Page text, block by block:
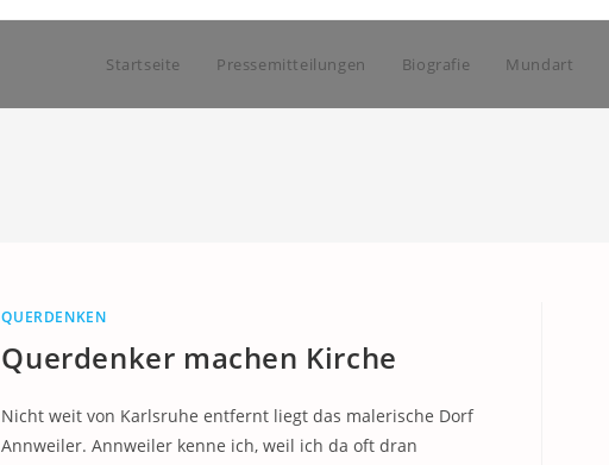
Startseite Pressemitteilungen Biografie Mundart
QUERDENKEN
Querdenker machen Kirche
Nicht weit von Karlsruhe entfernt liegt das malerische Dorf
Annweiler. Annweiler kenne ich, weil ich da oft dran